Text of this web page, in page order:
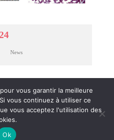
News
- © Agences
vous garantir la meilleure
vous continuez à utiliser ce
vous acceptez l'utilisation des
Ok